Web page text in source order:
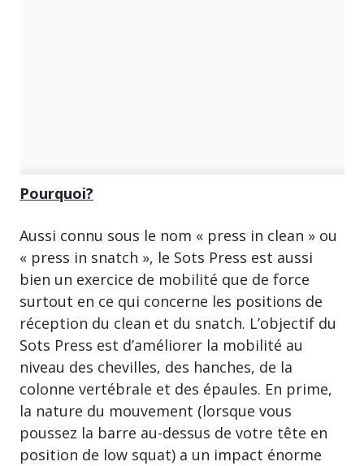
Pourquoi?
Aussi connu sous le nom « press in clean » ou
« press in snatch », le Sots Press est aussi
bien un exercice de mobilité que de force
surtout en ce qui concerne les positions de
réception du clean et du snatch. L’objectif du
Sots Press est d’améliorer la mobilité au
niveau des chevilles, des hanches, de la
colonne vertébrale et des épaules. En prime,
la nature du mouvement (lorsque vous
poussez la barre au-dessus de votre tête en
position de low squat) a un impact énorme